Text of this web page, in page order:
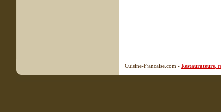
Cuisine-Francaise.com - Restaurateurs ,